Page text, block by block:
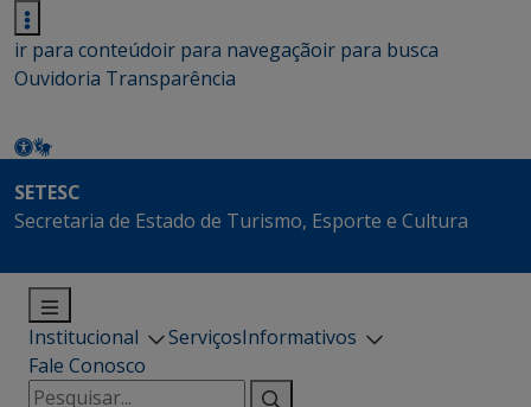
ir para conteúdoir para navegaçãoir para busca
Ouvidoria Transparência
SETESC
Secretaria de Estado de Turismo, Esporte e Cultura
Institucional ServiçosInformativos
Fale Conosco
Pesquisar